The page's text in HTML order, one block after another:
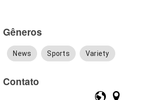
Gêneros
News Sports Variety
Contato